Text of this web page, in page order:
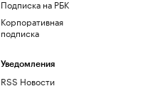
Подписка на РБК
Корпоративная
подписка
Уведомления
RSS Новости